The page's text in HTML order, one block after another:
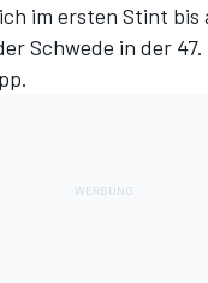
im ersten Stint bis
Schwede in der